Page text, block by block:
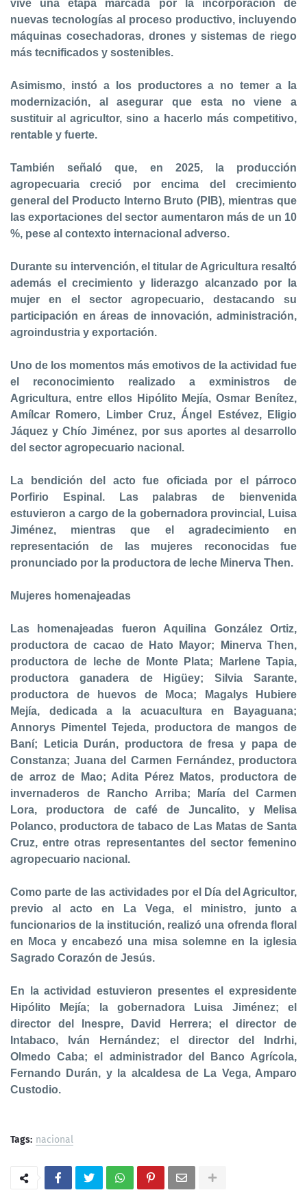
vive una etapa marcada por la incorporación de
nuevas tecnologías al proceso productivo, incluyendo
máquinas cosechadoras, drones y sistemas de riego
más tecnificados y sostenibles.
Asimismo, instó a los productores a no temer a la
modernización, al asegurar que esta no viene a
sustituir al agricultor, sino a hacerlo más competitivo,
rentable y fuerte.
También señaló que, en 2025, la producción
agropecuaria creció por encima del crecimiento
general del Producto Interno Bruto (PIB), mientras que
las exportaciones del sector aumentaron más de un 10
%, pese al contexto internacional adverso.
Durante su intervención, el titular de Agricultura resaltó
además el crecimiento y liderazgo alcanzado por la
mujer en el sector agropecuario, destacando su
participación en áreas de innovación, administración,
agroindustria y exportación.
Uno de los momentos más emotivos de la actividad fue
el reconocimiento realizado a exministros de
Agricultura, entre ellos Hipólito Mejía, Osmar Benítez,
Amílcar Romero, Limber Cruz, Ángel Estévez, Eligio
Jáquez y Chío Jiménez, por sus aportes al desarrollo
del sector agropecuario nacional.
La bendición del acto fue oficiada por el párroco
Porfirio Espinal. Las palabras de bienvenida
estuvieron a cargo de la gobernadora provincial, Luisa
Jiménez, mientras que el agradecimiento en
representación de las mujeres reconocidas fue
pronunciado por la productora de leche Minerva Then.
Mujeres homenajeadas
Las homenajeadas fueron Aquilina González Ortiz,
productora de cacao de Hato Mayor; Minerva Then,
productora de leche de Monte Plata; Marlene Tapia,
productora ganadera de Higüey; Silvia Sarante,
productora de huevos de Moca; Magalys Hubiere
Mejía, dedicada a la acuacultura en Bayaguana;
Annorys Pimentel Tejeda, productora de mangos de
Baní; Leticia Durán, productora de fresa y papa de
Constanza; Juana del Carmen Fernández, productora
de arroz de Mao; Adita Pérez Matos, productora de
invernaderos de Rancho Arriba; María del Carmen
Lora, productora de café de Juncalito, y Melisa
Polanco, productora de tabaco de Las Matas de Santa
Cruz, entre otras representantes del sector femenino
agropecuario nacional.
Como parte de las actividades por el Día del Agricultor,
previo al acto en La Vega, el ministro, junto a
funcionarios de la institución, realizó una ofrenda floral
en Moca y encabezó una misa solemne en la iglesia
Sagrado Corazón de Jesús.
En la actividad estuvieron presentes el expresidente
Hipólito Mejía; la gobernadora Luisa Jiménez; el
director del Inespre, David Herrera; el director de
Intabaco, Iván Hernández; el director del Indrhi,
Olmedo Caba; el administrador del Banco Agrícola,
Fernando Durán, y la alcaldesa de La Vega, Amparo
Custodio.
Tags: nacional